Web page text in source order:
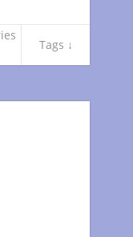
Tags ↓